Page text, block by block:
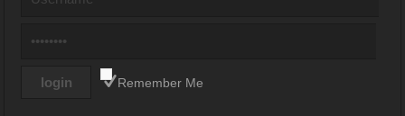
Remember Me